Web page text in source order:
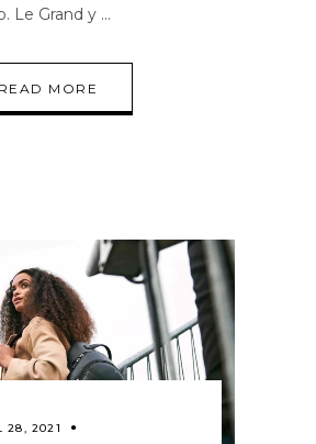
Le Grand y
READ MORE
28, 2021